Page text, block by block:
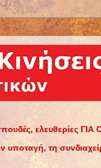
ελευθερίες ΓΙΑ
υποταγή, τη